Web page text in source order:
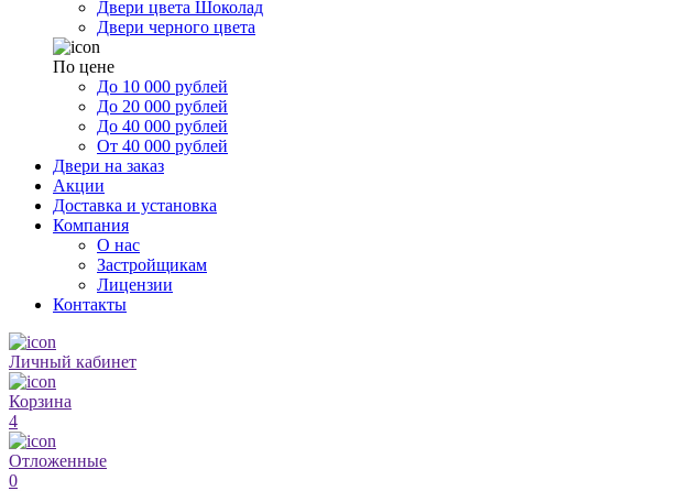
Двери цвета Шоколад
Двери черного цвета
По цене
До 10 000 рублей
До 20 000 рублей
До 40 000 рублей
От 40 000 рублей
Двери на заказ
Акции
Доставка и установка
Компания
О нас
Застройщикам
Лицензии
Контакты
Личный кабинет
Корзина
4
Отложенные
0